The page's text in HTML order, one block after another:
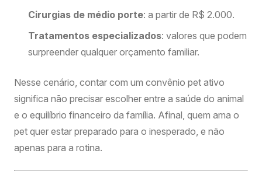
Cirurgias de médio porte: a partir de R$ 2.000.
Tratamentos especializados: valores que podem
surpreender qualquer orçamento familiar.
Nesse cenário, contar com um convênio pet ativo
significa não precisar escolher entre a saúde do animal
e o equilíbrio financeiro da família. Afinal, quem ama o
pet quer estar preparado para o inesperado, e não
apenas para a rotina.